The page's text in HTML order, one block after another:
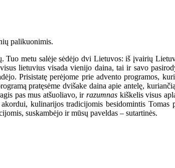
palikuonimis.
metu salėje sėdėjo dvi Lietuvos: iš įvairių
lietuvius visada vienijo daina, tai ir savo
Prisistatę perėjome prie advento programos,
pratęsėme dvišake daina apie antelę,
pas mus atšuoliavo, irrazumnas kiškelis visus
kulinarijos tradicijomis besidomintis
suskambėjo ir mūsų paveldas – sutartinės.